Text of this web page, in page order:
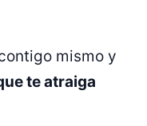
mismo y
te atraiga